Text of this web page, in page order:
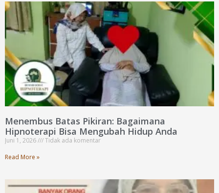
Menembus Batas Pikiran: Bagaimana
Hipnoterapi Bisa Mengubah Hidup Anda
Juni 1, 2026
Tidak ada komentar
Read More »